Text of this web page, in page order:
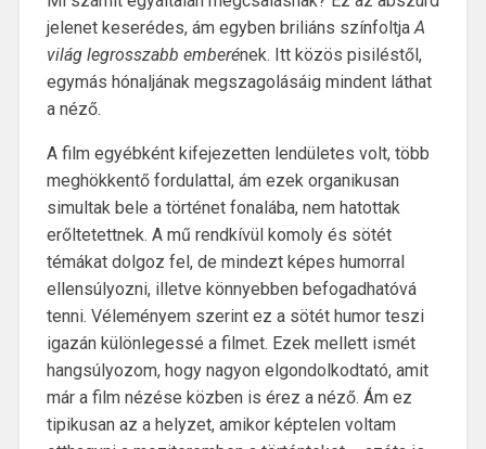
jelenet keserédes, ám egyben briliáns színfoltjaA
világ legrosszabb emberének. Itt közös pisiléstől,
egymás hónaljának megszagolásáig mindent láthat
a néző.
A film egyébként kifejezetten lendületes volt, több
meghökkentő fordulattal, ám ezek organikusan
simultak bele a történet fonalába, nem hatottak
erőltetettnek. A mű rendkívül komoly és sötét
témákat dolgoz fel, de mindezt képes humorral
ellensúlyozni, illetve könnyebben befogadhatóvá
tenni. Véleményem szerint ez a sötét humor teszi
igazán különlegessé a filmet. Ezek mellett ismét
hangsúlyozom, hogy nagyon elgondolkodtató, amit
már a film nézése közben is érez a néző. Ám ez
tipikusan az a helyzet, amikor képtelen voltam